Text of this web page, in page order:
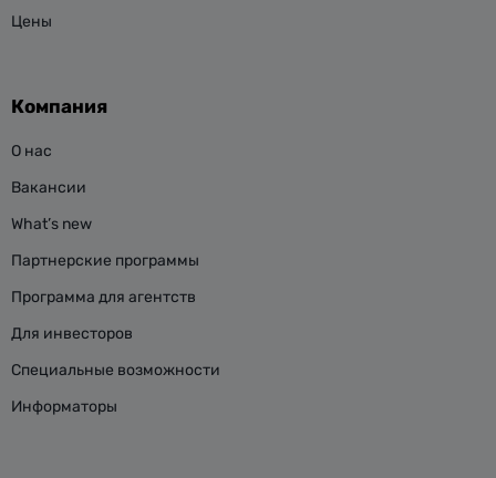
Цены
Компания
О нас
Вакансии
What’s new
Партнерские программы
Программа для агентств
Для инвесторов
Специальные возможности
Информаторы